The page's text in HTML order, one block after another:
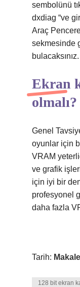
sembolünü
dxdiag “ve
Araç
sekmesinde
bulacaksınız.
Ekran
olmalı?
Genel
oyunlar için
VRAM
ve grafik
için iyi bir
profesyonel
daha fazla
Tarih:
128 bit ekran